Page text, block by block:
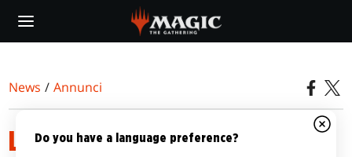
main
News /Annunci
LISTE DEI MAZZI DEL KIT
Do you have a language preference?